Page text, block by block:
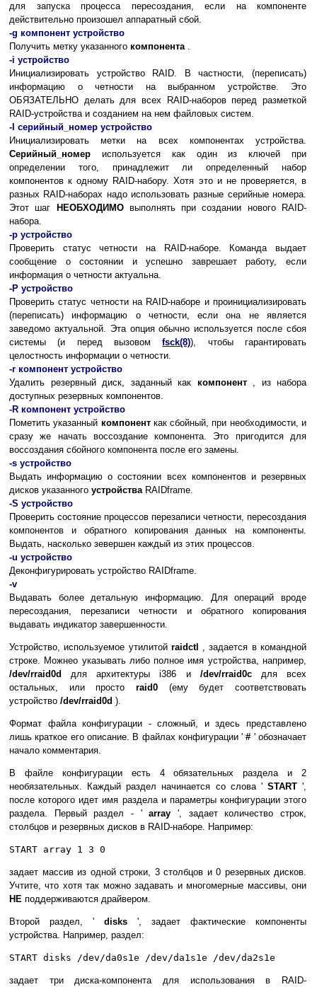
для запуска процесса пересоздания, если на компоненте
действительно произошел аппаратный сбой.
-g компонент устройство
Получить метку указанного компонента .
-i устройство
Инициализировать устройство RAID. В частности, (переписать)
информацию о четности на выбранном устройстве. Это
ОБЯЗАТЕЛЬНО делать для всех RAID-наборов перед разметкой
RAID-устройства и созданием на нем файловых систем.
-I серийный_номер устройство
Инициализировать метки на всех компонентах устройства.
Серийный_номер используется как один из ключей при
определении того, принадлежит ли определенный набор
компонентов к одному RAID-набору. Хотя это и не проверяется, в
разных RAID-наборах надо использовать разные серийные номера.
Этот шаг
НЕОБХОДИМО выполнять при создании нового RAID-
набора.
-p устройство
Проверить статус четности на RAID-наборе. Команда выдает
сообщение о состоянии и успешно заврешает работу, если
информация о четности актуальна.
-P устройство
Проверить статус четности на RAID-наборе и проинициализировать
(переписать) информацию о четности, если она не является
заведомо актуальной. Эта опция обычно используется после сбоя
системы (и перед вызовомfsck(8)), чтобы гарантировать
целостность информации о четности.
-r компонент устройство
Удалить резервный диск, заданный как компонент , из набора
доступных резервных компонентов.
-R компонент устройство
Пометить указанный компонент как сбойный, при необходимости, и
сразу же начать воссоздание компонента. Это пригодится для
воссоздания сбойного компонента после его замены.
-s устройство
Выдать информацию о состоянии всех компонентов и резервных
дисков указанного устройства RAIDframe.
-S устройство
Проверить состояние процессов перезаписи четности, пересоздания
компонентов и обратного копирования данных на компоненты.
Выдать, насколько зевершен каждый из этих процессов.
-u устройство
Деконфигурировать устройство RAIDframe.
-v
Выдавать более детальную информацию. Для операций вроде
пересоздания, перезаписи четности и обратного копирования
выдавать индикатор завершенности.
Устройство, используемое утилитой raidctl , задается в командной
строке. Можнео указывать либо полное имя устройства, например,
/dev/rraid0dдля архитектуры i386 и /dev/rraid0c для всех
остальных, или просто raid0 (ему будет соответствовать
устройство /dev/rraid0d ).
Формат файла конфигурации - сложный, и здесь представлено
лишь краткое его описание. В файлах конфигурации '# ' обозначает
начало комментария.
В файле конфигурации есть 4 обязательных раздела и 2
необязательных. Каждый раздел начинается со слова ' START ',
после которого идет имя раздела и параметры конфигурации этого
раздела. Первый раздел - 'array', задает количество строк,
столбцов и резервных дисков в RAID-наборе. Например:
START array 1 3 0
задает массив из одной строки, 3 столбцов и 0 резервных дисков.
Учтите, что хотя так можно задавать и многомерные массивы, они
НЕ поддерживаются драйвером.
Второй раздел, ' disks ', задает фактические компоненты
устройства. Например, раздел:
START disks /dev/da0s1e /dev/da1s1e /dev/da2s1e
задает три диска-компонента для использования в RAID-